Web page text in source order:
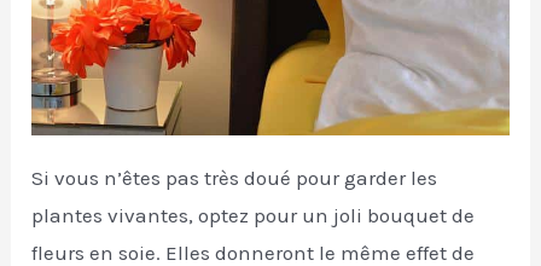
Si vous n’êtes pas très doué pour garder les
plantes vivantes, optez pour un joli bouquet de
fleurs en soie. Elles donneront le même effet de